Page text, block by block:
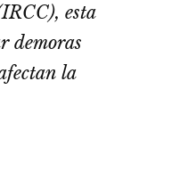
esta
demoras
la